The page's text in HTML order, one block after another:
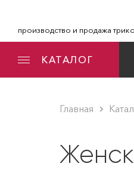
производство и продажа
КАТАЛОГ
Новинки
Распродажа
Главная